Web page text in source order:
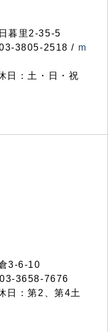
暮里2-35-5
3805-2518 / m
日：土・日・祝
3-6-10
3658-7676
日：第2、第4土